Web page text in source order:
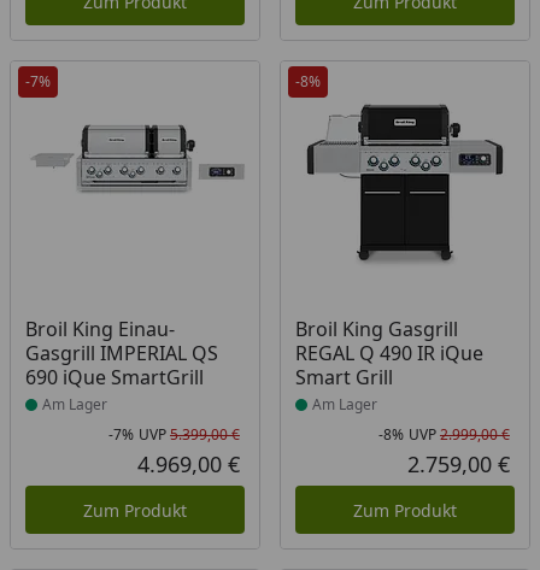
-7%
Broil King Einau-
Gasgrill IMPERIAL QS
690 iQue SmartGrill
Produkt am Lager
Am Lager
Rabatt in Prozent
-7%
Ursprünglicher Preis
UVP5.399,00 €
Aktueller Preis
4.969,00 €
Zum Produkt
-8%
Broil King Gasgrill
REGAL Q 490 IR iQue
Smart Grill
Produkt am Lager
Am Lager
-8% UVP2.999,00 €
2.759,00 €
Zum Produkt